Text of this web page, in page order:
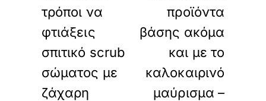
τρόποι να
φτιάξεις
σπιτικό scrub
σώματος με
ζάχαρη
προϊόντα
βάσης ακόμα
και με το
καλοκαιρινό
μαύρισμα –